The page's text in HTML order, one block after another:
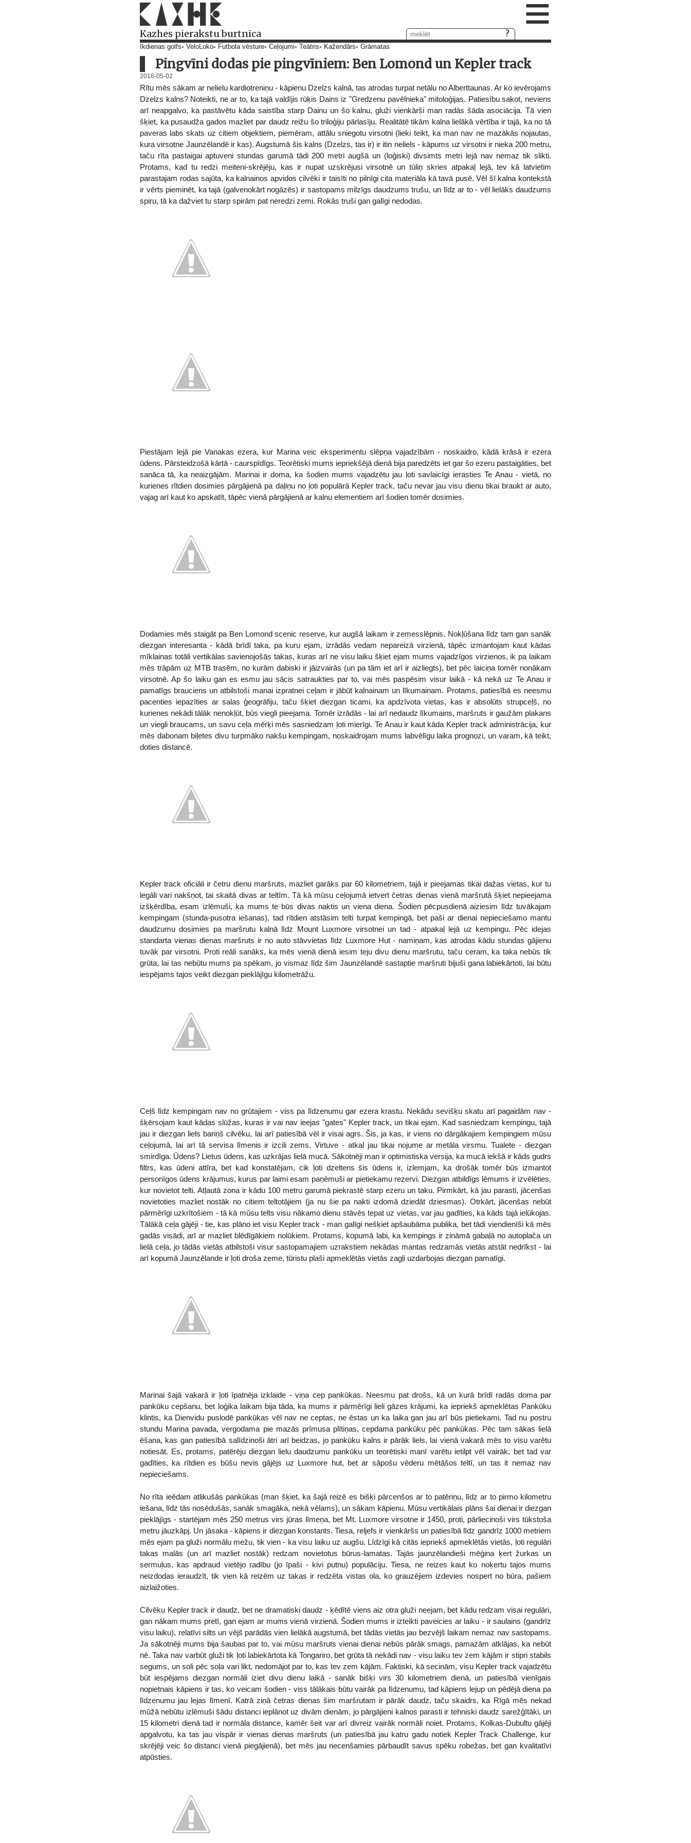
Kazhes pierakstu burtnīca ≡
Ikdienas golfs VeloLoko Futbola vēsture Ceļojumi Teātris Kažendārs Grāmatas
Pingvīni dodas pie pingvīniem: Ben Lomond un Kepler track
2016-05-02
Rītu mēs sākam ar nelielu kardiotreniņu - kāpienu Dzelzs kalnā, tas atrodas turpat netālu no Alberttaunas. Ar ko ievērojams
Dzelzs kalns? Noteikti, ne ar to, ka tajā valdījis rūķis Dains iz "Gredzenu pavēlnieka" mitoloģijas. Patiesību sakot, neviens
arī neapgalvo, ka pastāvētu kāda saistība starp Dainu un šo kalnu, gluži vienkārši man radās šāda asociācija. Tā vien
šķiet, ka pusaudža gados mazliet par daudz reižu šo triloģiju pārlasīju. Realitātē tikām kalna lielākā vērtība ir tajā, ka no tā
paveras labs skats uz citiem objektiem, piemēram, attālu sniegotu virsotni (lieki teikt, ka man nav ne mazākās nojautas,
kura virsotne Jaunzēlandē ir kas). Augstumā šis kalns (Dzelzs, tas ir) ir itin neliels - kāpums uz virsotni ir nieka 200 metru,
taču rīta pastaigai aptuveni stundas garumā tādi 200 metri augšā un (loģiski) divsimts metri lejā nav nemaz tik slikti.
Protams, kad tu redzi meiteni-skrējēju, kas ir nupat uzskrējusi virsotnē un tūliņ skries atpakaļ lejā, tev kā latvietim
parastajam rodas sajūta, ka kalnainos apvidos cilvēki ir taisīti no pilnīgi cita materiāla kā tavā pusē. Vēl šī kalna kontekstā
ir vērts pieminēt, ka tajā (galvenokārt nogāzēs) ir sastopams milzīgs daudzums trušu, un līdz ar to - vēl lielāks daudzums
spiru, tā ka dažviet tu starp spirām pat neredzi zemi. Rokās truši gan galīgi nedodas.
Piestājam lejā pie Vanakas ezera, kur Marina veic eksperimentu slēpņa vajadzībām - noskaidro, kādā krāsā ir ezera
ūdens. Pārsteidzošā kārtā - caurspīdīgs. Teorētiski mums iepriekšējā dienā bija paredzēts iet gar šo ezeru pastaigāties, bet
sanāca tā, ka neaizgājām. Marinai ir doma, ka šodien mums vajadzētu jau ļoti savlaicīgi ierasties Te Anau - vietā, no
kurienes rītdien dosimies pārgājienā pa daļiņu no ļoti populārā Kepler track, taču nevar jau visu dienu tikai braukt ar auto,
vajag arī kaut ko apskatīt, tāpēc vienā pārgājienā ar kalnu elementiem arī šodien tomēr dosimies.
Dodamies mēs staigāt pa Ben Lomond scenic reserve, kur augšā laikam ir zemesslēpnis. Nokļūšana līdz tam gan sanāk
diezgan interesanta - kādā brīdī taka, pa kuru ejam, izrādās vedam nepareizā virzienā, tāpēc izmantojam kaut kādas
mīklainas totāli vertikālas savienojošās takas, kuras arī ne visu laiku šķiet ejam mums vajadzīgos virzienos, ik pa laikam
mēs trāpām uz MTB trasēm, no kurām dabiski ir jāizvairās (un pa tām iet arī ir aizliegts), bet pēc laiciņa tomēr nonākam
virsotnē. Ap šo laiku gan es esmu jau sācis satraukties par to, vai mēs paspēsim visur laikā - kā nekā uz Te Anau ir
pamatīgs brauciens un atbilstoši manai izpratnei ceļam ir jābūt kalnainam un līkumainam. Protams, patiesībā es neesmu
pacenties iepazīties ar salas ģeogrāfiju, taču šķiet diezgan ticami, ka apdzīvota vietas, kas ir absolūts strupceļš, no
kurienes nekādi tālāk nenokļūt, būs viegli pieejama. Tomēr izrādās - lai arī nedaudz līkumains, maršruts ir gaužām plakans
un viegli braucams, un savu ceļa mērķi mēs sasniedzam ļoti mierīgi. Te Anau ir kaut kāda Kepler track administrācija, kur
mēs dabonam biļetes divu turpmāko nakšu kempingam, noskaidrojam mums labvēlīgu laika prognozi, un varam, kā teikt,
doties distancē.
Kepler track oficiāli ir četru dienu maršruts, mazliet garāks par 60 kilometriem, tajā ir pieejamas tikai dažas vietas, kur tu
legāli vari nakšņot, tai skaitā divas ar teltīm. Tā kā mūsu ceļojumā ietvert četras dienas vienā maršrutā šķiet nepieejama
izšķērdība, esam izlēmuši, ka mums te būs divas naktis un viena diena. Šodien pēcpusdienā aiziesim līdz tuvākajam
kempingam (stunda-pusotra iešanas), tad rītdien atstāsim telti turpat kempingā, bet paši ar dienai nepieciešamo mantu
daudzumu dosimies pa maršrutu kalnā līdz Mount Luxmore virsotnei un tad - atpakaļ lejā uz kempingu. Pēc idejas
standarta vienas dienas maršruts ir no auto stāvvietas līdz Luxmore Hut - namiņam, kas atrodas kādu stundas gājienu
tuvāk par virsotni. Proti reāli sanāks, ka mēs vienā dienā iesim teju divu dienu maršrutu, taču ceram, ka taka nebūs tik
grūta, lai tas nebūtu mums pa spēkam, jo vismaz līdz šim Jaunzēlandē sastaptie maršruti bijuši gana labiekārtoti, lai būtu
iespējams tajos veikt diezgan pieklājīgu kilometrāžu.
Ceļš līdz kempingam nav no grūtajiem - viss pa līdzenumu gar ezera krastu. Nekādu sevišķu skatu arī pagaidām nav -
šķērsojam kaut kādas slūžas, kuras ir vai nav ieejas "gates" Kepler track, un tikai ejam. Kad sasniedzam kempingu, tajā
jau ir diezgan liels bariņš cilvēku, lai arī patiesībā vēl ir visai agrs. Šis, ja kas, ir viens no dārgākajiem kempingiem mūsu
ceļojumā, lai arī tā servisa līmenis ir izcili zems. Virtuve - atkal jau tikai nojume ar metāla virsmu. Tualete - diezgan
smirdīga. Ūdens? Lietus ūdens, kas uzkrājas lielā mucā. Sākotnēji man ir optimistiska versija, ka mucā iekšā ir kāds gudrs
filtrs, kas ūdeni attīra, bet kad konstatējam, cik ļoti dzeltens šis ūdens ir, izlemjam, ka drošāk tomēr būs izmantot
personīgos ūdens krājumus, kurus par laimi esam paņēmuši ar pietiekamu rezervi. Diezgan atbildīgs lēmums ir izvēlēties,
kur novietot telti. Atļautā zona ir kādu 100 metru garumā piekrastē starp ezeru un taku. Pirmkārt, kā jau parasti, jācenšas
novietoties mazliet nostāk no citiem teltotājiem (ja nu šie pa nakti izdomā dziedāt dziesmas). Otrkārt, jācenšas nebūt
pārmērīgi uzkrītošiem - tā kā mūsu telts visu nākamo dienu stāvēs tepat uz vietas, var jau gadīties, ka kāds tajā ielūkojas.
Tālākā ceļa gājēji - tie, kas plāno iet visu Kepler track - man galīgi nešķiet apšaubāma publika, bet tādi viendienīši kā mēs
gadās visādi, arī ar mazliet blēdīgākiem nolūkiem. Protams, kopumā labi, ka kempings ir zināmā gabalā no autoplača un
lielā ceļa, jo tādās vietās atbilstoši visur sastopamajiem uzrakstiem nekādas mantas redzamās vietās atstāt nedrīkst - lai
arī kopumā Jaunzēlande ir ļoti droša zeme, tūristu plaši apmeklētās vietās zagļi uzdarbojas diezgan pamatīgi.
Marinai šajā vakarā ir ļoti īpatnēja izklaide - viņa cep pankūkas. Neesmu pat drošs, kā un kurā brīdī radās doma par
pankūku cepšanu, bet loģika laikam bija tāda, ka mums ir pārmērīgi lieli gāzes krājumi, ka iepriekš apmeklētas Pankūku
klintis, ka Dienvidu puslodē pankūkas vēl nav ne ceptas, ne ēstas un ka laika gan jau arī būs pietiekami. Tad nu postru
stundu Marina pavada, vergodama pie mazās prīmusa plītiņas, cepdama pankūku pēc pankūkas. Pēc tam sākas lielā
ēšana, kas gan patiesībā salīdzinoši ātri arī beidzas, jo pankūku kalns ir pārāk liels, lai vienā vakarā mēs to visu varētu
notiesāt. Es, protams, patērēju diezgan lielu daudzumu pankūku un teorētiski manī varētu ietilpt vēl vairāk, bet tad var
gadīties, ka rītdien es būšu nevis gājējs uz Luxmore hut, bet ar sāpošu vēderu mētāšos teltī, un tas it nemaz nav
nepieciešams.
No rīta ieēdam atlikušās pankūkas (man šķiet, ka šajā reizē es bišķi pārcenšos ar to patēriņu, līdz ar to pirmo kilometru
iešana, līdz tās nosēdušās, sanāk smagāka, nekā vēlams), un sākam kāpienu. Mūsu vertikālais plāns šai dienai ir diezgan
pieklājīgs - startējam mēs 250 metrus virs jūras līmeņa, bet Mt. Luxmore virsotne ir 1450, proti, pārliecinoši virs tūkstoša
metru jāuzkāpj. Un jāsaka - kāpiens ir diezgan konstants. Tiesa, reljefs ir vienkāršs un patiesībā līdz gandrīz 1000 metriem
mēs ejam pa gluži normālu mežu, tik vien - ka visu laiku uz augšu. Līdzīgi kā citās iepriekš apmeklētās vietās, ļoti regulāri
takas malās (un arī mazliet nostāk) redzam novietotus būrus-lamatas. Tajās jaunzēlandieši mēģina ķert žurkas un
sermuļus, kas apdraud vietējo radību (jo īpaši - kivi putnu) populāciju. Tiesa, ne reizes kaut ko noķertu tajos mums
neizdodas ieraudzīt, tik vien kā reizēm uz takas ir redzēta vistas ola, ko grauzējiem izdevies nospert no būra, pašiem
aizlaižoties.
Cilvēku Kepler track ir daudz, bet ne dramatiski daudz - ķēdītē viens aiz otra gluži neejam, bet kādu redzam visai regulāri,
gan nākam mums pretī, gan ejam ar mums vienā virzienā. Šodien mums ir izteikti paveicies ar laiku - ir saulains (gandrīz
visu laiku), relatīvi silts un vējš parādās vien lielākā augstumā, bet tādās vietās jau bezvējš laikam nemaz nav sastopams.
Ja sākotnēji mums bija šaubas par to, vai mūsu maršruts vienai dienai nebūs pārāk smags, pamazām atklājas, ka nebūt
nē. Taka nav varbūt gluži tik ļoti labiekārtota kā Tongariro, bet grūta tā nekādi nav - visu laiku tev zem kājām ir stipri stabils
segums, un soli pēc soļa vari likt, nedomājot par to, kas tev zem kājām. Faktiski, kā secinām, visu Kepler track vajadzētu
būt iespējams diezgan normāli iziet divu dienu laikā - sanāk bišķi virs 30 kilometriem dienā, un patiesībā vienīgais
nopietnais kāpiens ir tas, ko veicam šodien - viss tālākais būtu vairāk pa līdzenumu, tad kāpiens lejup un pēdējā diena pa
līdzenumu jau lejas līmenī. Katrā ziņā četras dienas šim maršrutam ir pārāk daudz, taču skaidrs, ka Rīgā mēs nekad
mūžā nebūtu izlēmuši šādu distanci ieplānot uz divām dienām, jo pārgājieni kalnos parasti ir tehniski daudz sarežģītāki, un
15 kilometri dienā tad ir normāla distance, kamēr šeit var arī divreiz vairāk normāli noiet. Protams, Kolkas-Dubultu gājēji
apgalvotu, ka tas jau vispār ir vienas dienas maršruts (un patiesībā jau katru gadu notiek Kepler Track Challenge, kur
skrējēji veic šo distanci vienā piegājienā), bet mēs jau necenšamies pārbaudīt savus spēku robežas, bet gan kvalitatīvi
atpūsties.